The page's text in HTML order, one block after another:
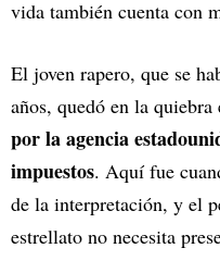
vida también cuenta con
El joven rapero, que se
años, quedó en la quiebra
por la agencia
impuestos. Aquí fue
de la interpretación, y el
estrellato no necesita